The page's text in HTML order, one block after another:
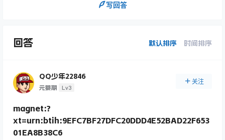
写回答
回答 默认排序 时间排序
QQ少年22846
元婴期 Lv3
关注
magnet:?
xt=urn:btih:9EFC7BF27DFC20DDD4E52BAD22F653
01EA8B38C6